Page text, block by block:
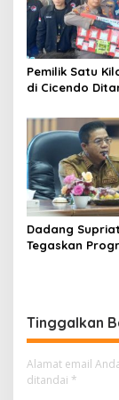
Pemilik Satu
di Cicendo
Dadang
Tegaskan
Tinggalkan
Alamat email
ditandai *